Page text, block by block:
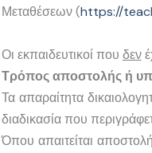
Μεταθέσεων (https://
Οι εκπαιδευτικοί που δεν
Τρόπος αποστολής ή
Τα απαραίτητα
διαδικασία που
Όπου απαιτείται